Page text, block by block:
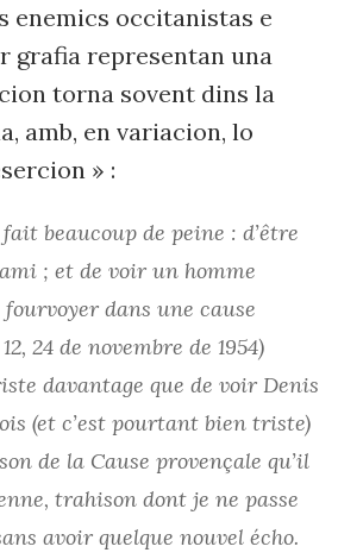
enemics occitanistas e
grafia representan una
torna sovent dins la
amb, en variacion, lo
» :
beaucoup de peine : d’être
; et de voir un homme
dans une cause
24 de novembre de 1954)
davantage que de voir Denis
(et c’est pourtant bien triste)
de la Cause provençale qu’il
trahison dont je ne passe
avoir quelque nouvel écho.